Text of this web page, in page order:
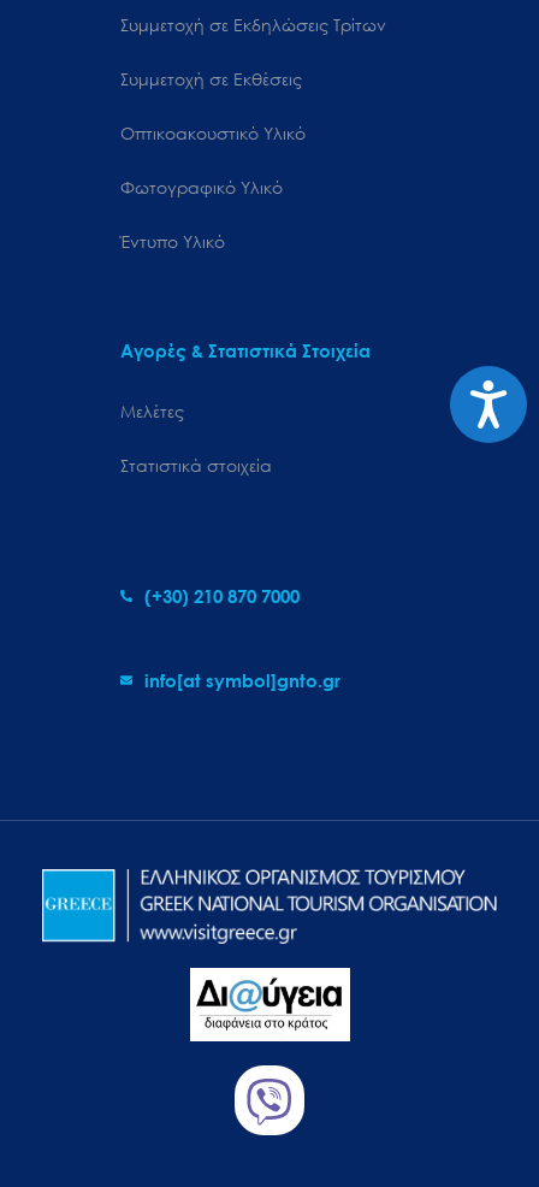
Συμμετοχή σε Εκδηλώσεις Τρίτων
Συμμετοχή σε Εκθέσεις
Οπτικοακουστικό Υλικό
Φωτογραφικό Υλικό
Έντυπο Υλικό
Αγορές & Στατιστικά Στοιχεία
Μελέτες
Στατιστικά στοιχεία
(+30) 210 870 7000
info[at symbol]gnto.gr